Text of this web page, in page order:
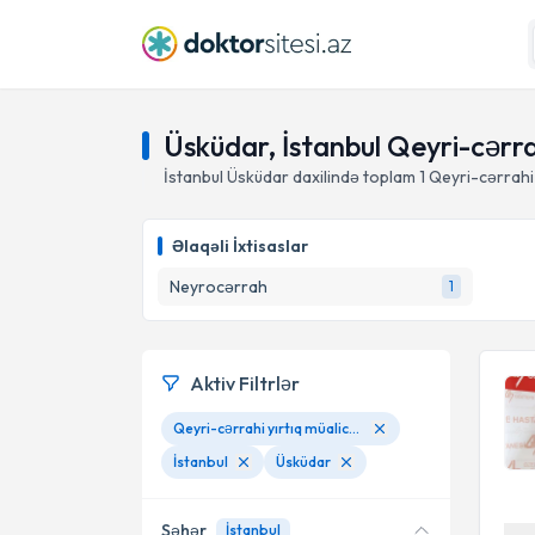
Üsküdar, İstanbul Qeyri-
İstanbul Üsküdar daxilində toplam 1 Qeyri-cərrahi
Əlaqəli İxtisaslar
Neyrocərrah
1
Aktiv Filtrlər
Qeyri-cərrahi yırtıq müalicəsi
İstanbul
Üsküdar
Şəhər İstanbul